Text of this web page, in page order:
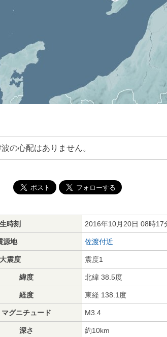
の心配はありません。
時刻 2016年10月20日 08時17
源地 佐渡付近
震度 震度1
緯度 北緯 38.5度
経度 東経 138.1度
マグニチュード M3.4
深さ 約10km